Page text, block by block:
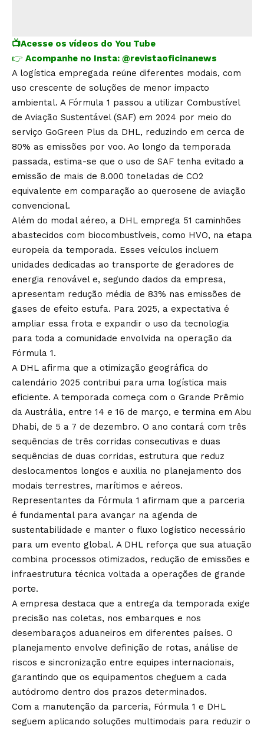
📺Acesse os vídeos do You Tube
👉 Acompanhe no Insta: @revistaoficinanews
A logística empregada reúne diferentes modais, com
uso crescente de soluções de menor impacto
ambiental. A Fórmula 1 passou a utilizar Combustível
de Aviação Sustentável (SAF) em 2024 por meio do
serviço GoGreen Plus da DHL, reduzindo em cerca de
80% as emissões por voo. Ao longo da temporada
passada, estima-se que o uso de SAF tenha evitado a
emissão de mais de 8.000 toneladas de CO2
equivalente em comparação ao querosene de aviação
convencional.
Além do modal aéreo, a DHL emprega 51 caminhões
abastecidos com biocombustíveis, como HVO, na etapa
europeia da temporada. Esses veículos incluem
unidades dedicadas ao transporte de geradores de
energia renovável e, segundo dados da empresa,
apresentam redução média de 83% nas emissões de
gases de efeito estufa. Para 2025, a expectativa é
ampliar essa frota e expandir o uso da tecnologia
para toda a comunidade envolvida na operação da
Fórmula 1.
A DHL afirma que a otimização geográfica do
calendário 2025 contribui para uma logística mais
eficiente. A temporada começa com o Grande Prêmio
da Austrália, entre 14 e 16 de março, e termina em Abu
Dhabi, de 5 a 7 de dezembro. O ano contará com três
sequências de três corridas consecutivas e duas
sequências de duas corridas, estrutura que reduz
deslocamentos longos e auxilia no planejamento dos
modais terrestres, marítimos e aéreos.
Representantes da Fórmula 1 afirmam que a parceria
é fundamental para avançar na agenda de
sustentabilidade e manter o fluxo logístico necessário
para um evento global. A DHL reforça que sua atuação
combina processos otimizados, redução de emissões e
infraestrutura técnica voltada a operações de grande
porte.
A empresa destaca que a entrega da temporada exige
precisão nas coletas, nos embarques e nos
desembaraços aduaneiros em diferentes países. O
planejamento envolve definição de rotas, análise de
riscos e sincronização entre equipes internacionais,
garantindo que os equipamentos cheguem a cada
autódromo dentro dos prazos determinados.
Com a manutenção da parceria, Fórmula 1 e DHL
seguem aplicando soluções multimodais para reduzir o